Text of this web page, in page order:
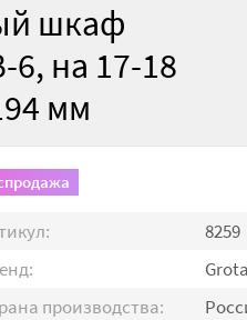
шкаф
на 17-18
мм
8259
Grota
производства: